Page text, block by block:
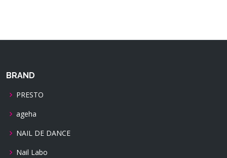
BRAND
PRESTO
ageha
NAIL DE DANCE
Nail Labo